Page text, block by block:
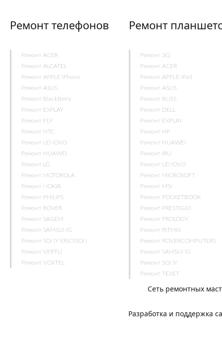
Ремонт телефонов
Ремонт ACER
Ремонт ALCATEL
Ремонт APPLE iPhone
Ремонт ASUS
Ремонт BlackBerry
Ремонт EXPLAY
Ремонт FLY
Ремонт HTC
Ремонт LENOVO
Ремонт HUAWEI
Ремонт LG
Ремонт MOTOROLA
Ремонт NOKIA
Ремонт PHILIPS
Ремонт ROVER
Ремонт SAGEM
Ремонт SAMSUNG
Ремонт SONY ERICSSON
Ремонт VERTU
Ремонт VOXTEL
Ремонт
Ремонт 3Q
Ремонт ACER
Ремонт APPLE iPad
Ремонт ASUS
Ремонт BLISS
Ремонт DELL
Ремонт EXPLAY
Ремонт HP
Ремонт HUAWEI
Ремонт IRU
Ремонт LENOVO
Ремонт MICROSOFT
Ремонт MSI
Ремонт POCKETBOOK
Ремонт PRESTIGIO
Ремонт PROLOGY
Ремонт RITMIX
Ремонт ROVERCOMPUTERS
Ремонт SAMSUNG
Ремонт SONY
Ремонт TEXET
Сеть ремонтных
Разработка и поддержка